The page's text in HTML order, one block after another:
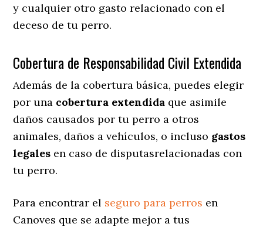
y cualquier otro gasto relacionado con el
deceso de tu perro.
Cobertura de Responsabilidad Civil Extendida
Además de la cobertura básica, puedes elegir
por una cobertura extendida que asimile
daños causados por tu perro a otros
animales, daños a vehículos, o incluso gastos
legales en caso de disputasrelacionadas con
tu perro.
Para encontrar el seguro para perros en
Canoves que se adapte mejor a tus